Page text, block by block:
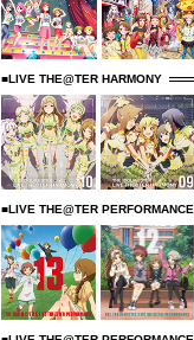
■LIVE THE@TER HARMONY
■LIVE THE@TER PERFORMANCE